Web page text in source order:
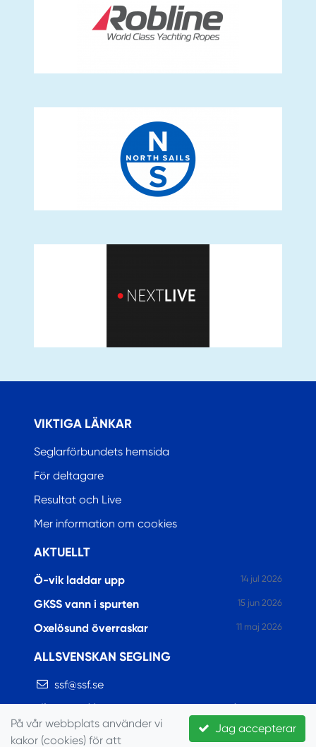
VIKTIGA LÄNKAR
Seglarförbundets hemsida
För deltagare
Resultat och Live
Mer information om cookies
AKTUELLT
Ö-vik laddar upp 14 jul 2026
GKSS vann i spurten 15 jun 2026
Oxelösund överraskar 11 maj 2026
ALLSVENSKAN SEGLING
ssf@ssf.se
https://www.facebook.com/allsvenskansegling
Jag accepterar
På vår webbplats använder vi
kakor (cookies) för att